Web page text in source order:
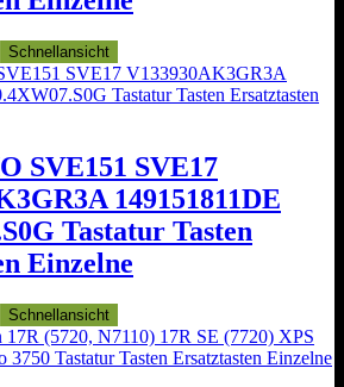
Schnellansicht
SVE151 SVE17
149151811DE
Tastatur Tasten
Einzelne
Schnellansicht